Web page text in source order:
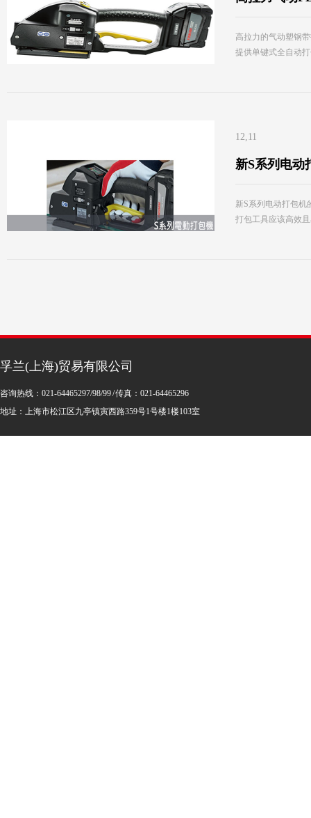
高拉力的气动塑钢
提供单键式全自动
12,11
新S系列电动
新S系列电动打包机
打包工具应该高效
孚兰(上海)贸易有限公司
咨询热线：021-64465297/98/99 / 传真：021-64465296
地址：上海市松江区九亭镇寅西路359号1号楼1楼103室